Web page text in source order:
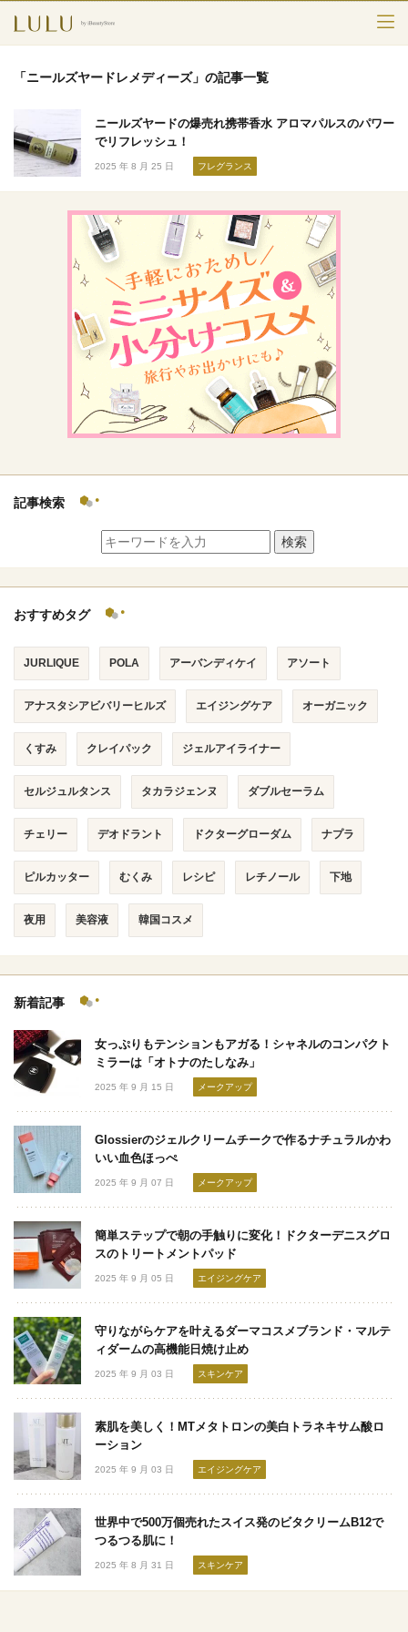
スキンケア
メークアップ
エイジングケア
フレグランス
ボディ＆ヘア
ライフスタイル
検索
「ニールズヤードレメディーズ」の記事一覧
ニールズヤードの爆売れ携帯香水 アロマパルスのパワー
でリフレッシュ！
2025 年 8 月 25 日 フレグランス
記事検索
検索
おすすめタグ
JURLIQUE POLA アーバンディケイ アソート
アナスタシアビバリーヒルズ エイジングケア オーガニック
くすみ クレイパック ジェルアイライナー
セルジュルタンス タカラジェンヌ ダブルセーラム
チェリー デオドラント ドクターグローダム ナプラ
ピルカッター むくみ レシピ レチノール 下地
夜用 美容液 韓国コスメ
新着記事
女っぷりもテンションもアガる！シャネルのコンパクト
ミラーは「オトナのたしなみ」
2025 年 9 月 15 日 メークアップ
Glossierのジェルクリームチークで作るナチュラルかわ
いい血色ほっぺ
2025 年 9 月 07 日 メークアップ
簡単ステップで朝の手触りに変化！ドクターデニスグロ
スのトリートメントパッド
2025 年 9 月 05 日 エイジングケア
守りながらケアを叶えるダーマコスメブランド・マルテ
ィダームの高機能日焼け止め
2025 年 9 月 03 日 スキンケア
素肌を美しく！MTメタトロンの美白トラネキサム酸ロ
ーション
2025 年 9 月 03 日 エイジングケア
世界中で500万個売れたスイス発のビタクリームB12で
つるつる肌に！
2025 年 8 月 31 日 スキンケア